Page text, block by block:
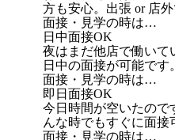
方も安心。出張 or 店
面接・見学の時は…
日中面接OK
夜はまだ他店で働いて
日中の面接が可能です。
面接・見学の時は…
即日面接OK
今日時間が空いたので
んな時でもすぐに面接
面接・見学の時は…